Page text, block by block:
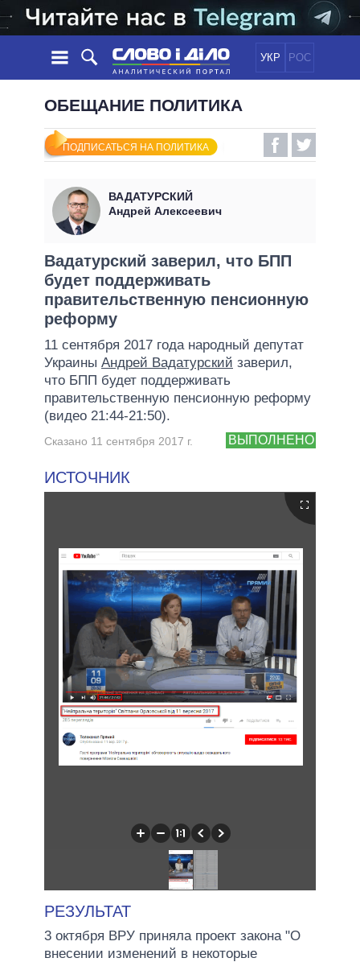
УКР РОС
НОВОСТИ
ЛЕНТА
СОБЫТИЯ
СТАТЬИ
МНЕНИЯ
ОБЗОРЫ
ДАЙДЖЕСТЫ
ПОЛИТИКА
ЭКОНОМИКА
МИР
ОБЕЩАНИЯ
ВСЕ ПОЛИТИКИ
ПРЕЗИДЕНТ И ОФИС
ВЕРХОВНАЯ РАДА
КАБИНЕТ МИНИСТРОВ
ГЛАВЫ ОБЛАДМИНИСТРАЦИЙ
МЭРЫ
ВСЕ ПЕРСОНЫ
ИНФОГРАФИКА
ПОДДЕРЖАТЬ
СРАВНЕНИЕ ПОЛИТИКОВ
ОБЕЩАНИЕ ПОЛИТИКА
ПОДПИСАТЬСЯ НА ПОЛИТИКА
ВАДАТУРСКИЙ
Андрей Алексеевич
Вадатурский заверил, что БПП
будет поддерживать
правительственную пенсионную
реформу
11 сентября 2017 года народный депутат
Украины Андрей Вадатурский заверил,
что БПП будет поддерживать
правительственную пенсионную реформу
(видео 21:44-21:50).
ВЫПОЛНЕНО
Сказано 11 сентября 2017 г.
ИСТОЧНИК
РЕЗУЛЬТАТ
3 октября ВРУ приняла проект закона "О
внесении изменений в некоторые